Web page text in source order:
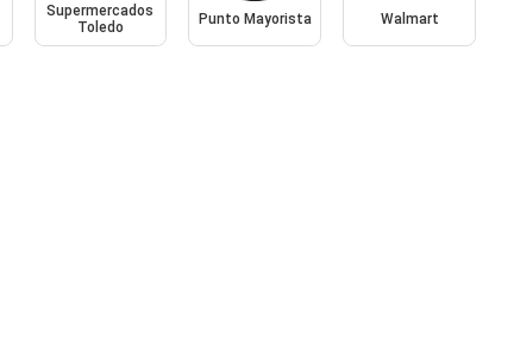
Supermercados
Toledo
Punto Mayorista Walmart